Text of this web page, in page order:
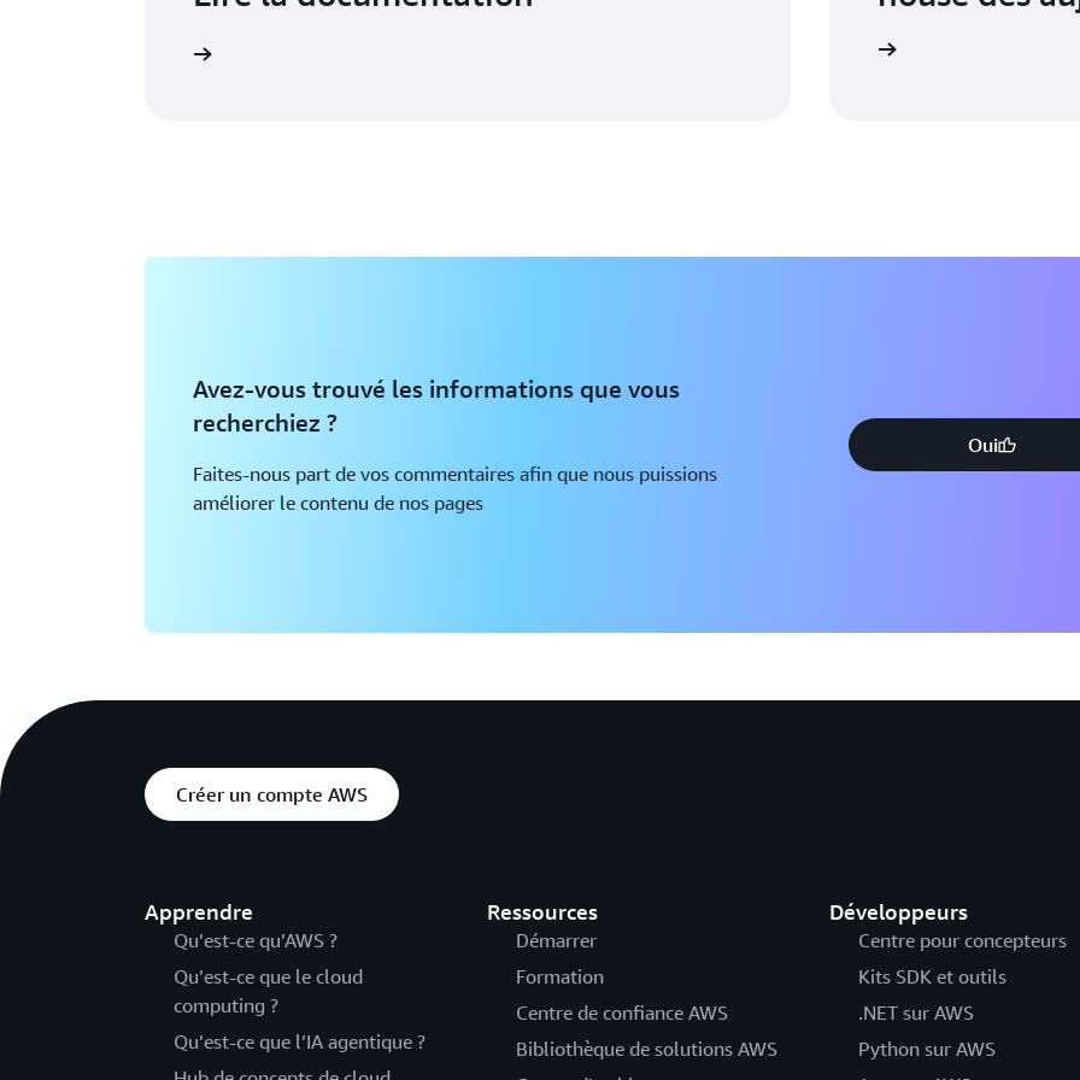
Avez-vous trouvé les informations que vous
recherchiez ?
Faites-nous part de vos commentaires afin que nous puissions
améliorer le contenu de nos pages
Oui
Créer un compte AWS
Apprendre
Qu’est-ce qu’AWS ?
Qu’est-ce que le cloud
computing ?
Qu’est-ce que l’IA agentique ?
Ressources
Démarrer
Formation
Centre de confiance AWS
Bibliothèque de solutions AWS
Développeurs
Centre pour concepteurs
Kits SDK et outils
.NET sur AWS
Python sur AWS